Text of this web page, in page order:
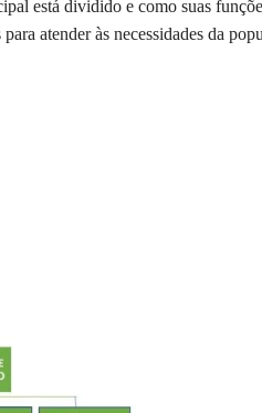
está dividido e como suas
atender às necessidades da